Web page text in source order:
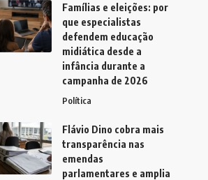
Famílias e eleições: por
que especialistas
defendem educação
midiática desde a
infância durante a
campanha de 2026
Política
Flávio Dino cobra mais
transparência nas
emendas
parlamentares e amplia